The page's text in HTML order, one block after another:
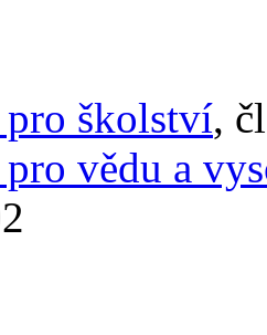
školství,
vědu a